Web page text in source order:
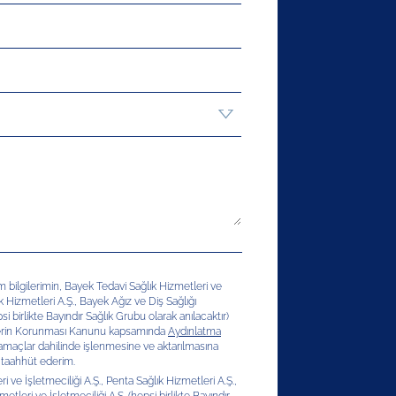
bilgilerimin, Bayek Tedavi Sağlık Hizmetleri ve
Hizmetleri A.Ş., Bayek Ağız ve Diş Sağlığı
Bayındır Sağlık Grubu olarak anılacaktır)
Korunması Kanunu kapsamında Aydınlatma
dahilinde işlenmesine ve aktarılmasına
ederim.
ve İşletmeciliği A.Ş., Penta Sağlık Hizmetleri A.Ş.,